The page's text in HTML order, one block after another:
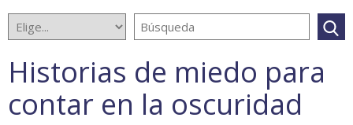
Historias de miedo para
contar en la oscuridad